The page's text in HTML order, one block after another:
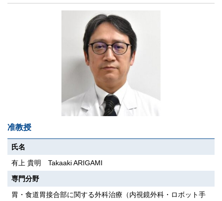
准教授
氏名
有上 貴明 Takaaki ARIGAMI
専門分野
胃・食道胃接合部に関する外科治療（内視鏡外科・ロボット手